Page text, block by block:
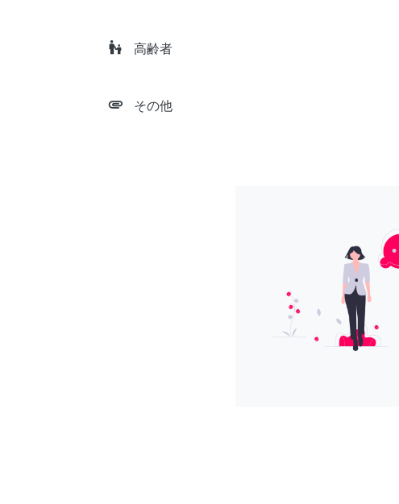
escalator_warning 高齢者
attachment その他